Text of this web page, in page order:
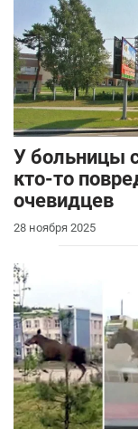
У больницы
кто-то
очевидцев
28 ноября 2025